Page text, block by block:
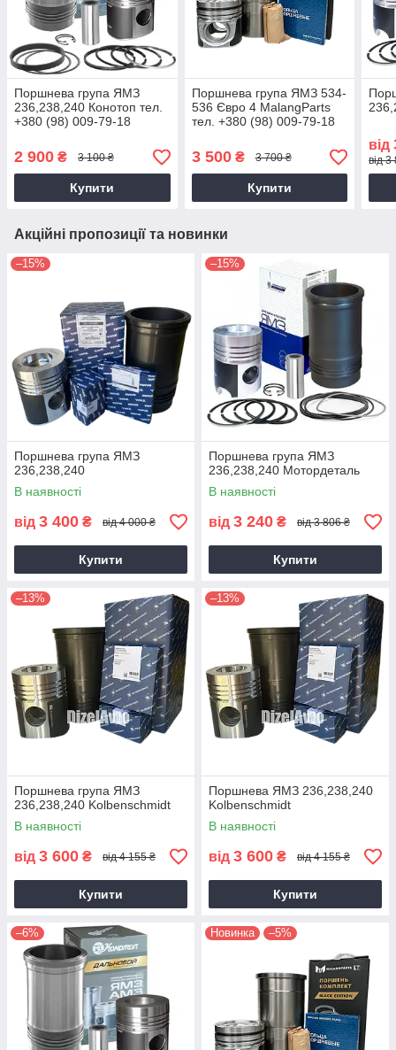
Поршнева група ЯМЗ
236,238,240 Конотоп тел.
+380 (98) 009-79-18
2 900 ₴ 3 100 ₴
Купити
Поршнева група ЯМЗ 534-
536 Євро 4 MalangParts
тел. +380 (98) 009-79-18
3 500₴ 3 700 ₴
Купити
від
від
Акційні пропозиції та новинки
–15%
Поршнева група ЯМЗ
236,238,240
В наявності
від 3 400 ₴ від 4 000 ₴
Купити
–15%
Поршнева група ЯМЗ
236,238,240 Мотордеталь
В наявності
від 3 240 ₴ від 3 806 ₴
Купити
–13%
Поршнева група ЯМЗ
236,238,240 Kolbenschmidt
В наявності
від 3 600 ₴ від 4 155 ₴
Купити
–13%
Поршнева ЯМЗ 236,238,240
Kolbenschmidt
В наявності
від 3 600 ₴ від 4 155 ₴
Купити
–6% Новинка –5%